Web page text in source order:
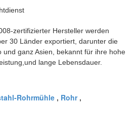
zertifizierter Hersteller werden
30 Länder exportiert, darunter die
und ganz Asien, bekannt für ihre hohe
lange Lebensdauer.
Rohrmühle , Rohr,